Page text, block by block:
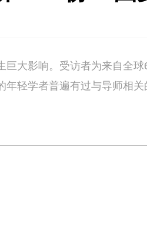
巨大影响。受访者为来自全球
年轻学者普遍有过与导师相关